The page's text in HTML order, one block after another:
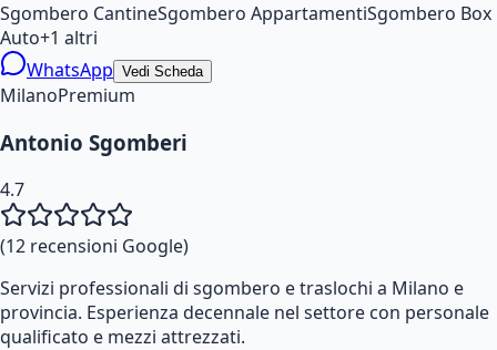
Sgombero CantineSgombero AppartamentiSgombero Box
Auto+1 altri
WhatsApp Vedi Scheda
MilanoPremium
Antonio Sgomberi
4.7
(12 recensioni Google)
Servizi professionali di sgombero e traslochi a Milano e
provincia. Esperienza decennale nel settore con personale
qualificato e mezzi attrezzati.